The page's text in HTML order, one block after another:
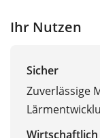
Ihr Nutzen
Sicher
Zuverlässige
Wirtschaftlich